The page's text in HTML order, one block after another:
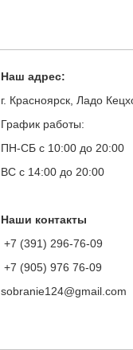
Наш адрес:
г. Красноярск, Ладо
График работы:
ПН-СБ с 10:00 до 20:00
ВС с 14:00 до 20:00
Наши контакты
+7 (391) 296-76-09
+7 (905) 976 76-09
sobranie124@gmail.com